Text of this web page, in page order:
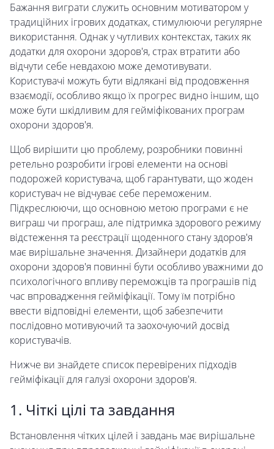
Бажання виграти служить основним мотиватором у
традиційних ігрових додатках, стимулюючи регулярне
використання. Однак у чутливих контекстах, таких як
додатки для охорони здоров'я, страх втратити або
відчути себе невдахою може демотивувати.
Користувачі можуть бути відлякані від продовження
взаємодії, особливо якщо їх прогрес видно іншим, що
може бути шкідливим для гейміфікованих програм
охорони здоров'я.
Щоб вирішити цю проблему, розробники повинні
ретельно розробити ігрові елементи на основі
подорожей користувача, щоб гарантувати, що жоден
користувач не відчуває себе переможеним.
Підкреслюючи, що основною метою програми є не
виграш чи програш, але підтримка здорового режиму
відстеження та реєстрації щоденного стану здоров'я
має вирішальне значення. Дизайнери додатків для
охорони здоров'я повинні бути особливо уважними до
психологічного впливу переможців та програшів під
час впровадження гейміфікації. Тому їм потрібно
ввести відповідні елементи, щоб забезпечити
послідовно мотивуючий та заохочуючий досвід
користувачів.
Нижче ви знайдете список перевірених підходів
гейміфікації для галузі охорони здоров'я.
1. Чіткі цілі та завдання
Встановлення чітких цілей і завдань має вирішальне